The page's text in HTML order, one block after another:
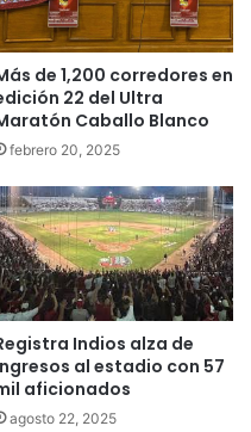
de 1,200 corredores en
22 del Ultra
Caballo Blanco
febrero 20, 2025
Indios alza de
al estadio con 57
aficionados
agosto 22, 2025